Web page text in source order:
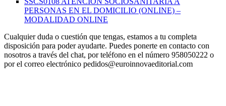
PERSONAS EN EL DOMICILIO (ONLINE) –
MODALIDAD ONLINE
Cualquier duda o cuestión que tengas, estamos a tu completa
disposición para poder ayudarte. Puedes ponerte en contacto con
nosotros a través del chat, por teléfono en el número 958050222 o
por el correo electrónico pedidos@euroinnovaeditorial.com